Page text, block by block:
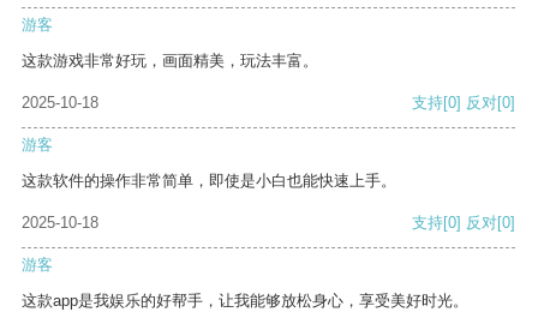
游客
这款游戏非常好玩，画面精美，玩法丰富。
2025-10-18 支持[0] 反对[0]
游客
这款软件的操作非常简单，即使是小白也能快速上手。
2025-10-18 支持[0] 反对[0]
游客
这款app是我娱乐的好帮手，让我能够放松身心，享受美好时光。